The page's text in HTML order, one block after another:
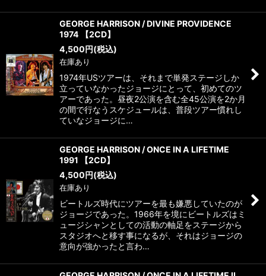
GEORGE HARRISON / DIVINE PROVIDENCE
1974 【2CD】
4,500円(税込)
在庫あり
1974年USツアーは、それまで単発ステージしか
立っていなかったジョージにとって、初めてのツ
アーであった。昼夜2公演を含む全45公演を2か月
の間で行なうスケジュールは、普段ツアー慣れし
ていなジョージに…
GEORGE HARRISON / ONCE IN A LIFETIME
1991 【2CD】
4,500円(税込)
在庫あり
ビートルズ時代にツアーを最も嫌悪していたのが
ジョージであった。1966年を境にビートルズはミ
ュージシャンとしての活動の軸足をステージから
スタジオへと移す事になるが、それはジョージの
意向が強かったと言わ…